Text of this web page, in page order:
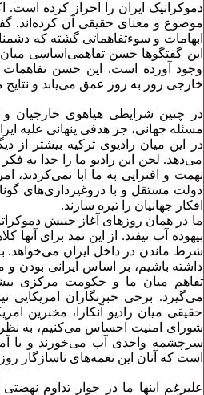
دموکراتیک ایران را احراز کرده
موضوع و معنای حقیقی آن کرده‌اند.
ابهامات و سوءتفاهماتی گشته که
این گفتگوها حسن تفاهمی‌اساسی میان
وجود آورده است. این حسن تفاهمات
خارجی روز به روز عمق می‌یابد و نتایج
در چنین شرایطی هیاهوی خارجیان و
مسئله جهانی، جز هدفی پنهانی علیه
در این میان رادیوی ترکیه بیشتر از
می‌دهد. لحن این رادیو ما را جدا به
تهمت و افترایی به ما ابا نمی‌کردند،
دولت مستقل و با دروغپردازی‌های
افکار جهانیان را تیره سازند.
ما در همان روزهای آغاز جنبش
بیهوده آب نیفتد. از این نمد برای
شرط ماندن در داخل ایران می‌خواهد.
داشته باشیم، بر اساس ایرانی بودن و
تفاهم میان ما و حکومت مرکزی
می‌گیرد. برخی خبرنگاران امریکایی
حقیقی میان رادیو آنکارا، مخبرین
شورای امنیت احساس می‌کنیم، به نظر
سرچشمه واحدی آب می‌خورند و با
است که آنان این نغمه‌های ناسازگار
علیرغم اینها ما در جوار تداوم